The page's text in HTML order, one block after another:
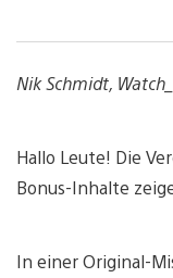
Nik Schmidt,
Hallo Leute! Die
Bonus-Inhalte
In einer Original-